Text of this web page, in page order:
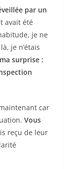
par un
avait été
je ne
je n’étais
surprise :
car
Vous
reçu de leur